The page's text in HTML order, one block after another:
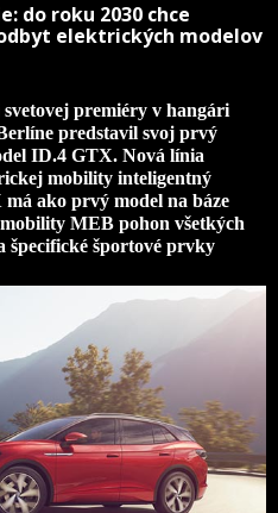
do roku 2030 chce
elektrických modelov
premiéry v hangári
predstavil svoj prvý
ID.4 GTX. Nová línia
mobility inteligentný
ako prvý model na báze
MEB pohon všetkých
špecifické športové prvky